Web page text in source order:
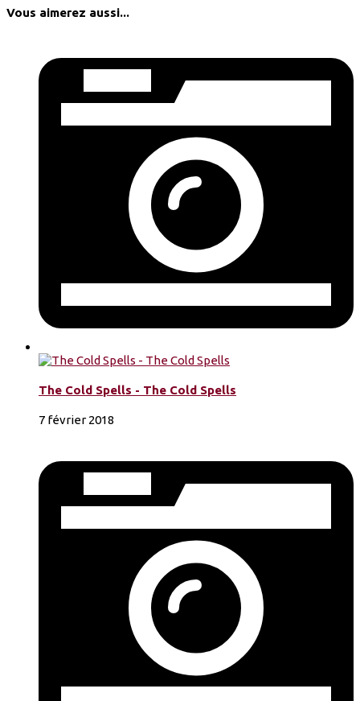
Vous aimerez aussi...
The Cold Spells - The Cold Spells
7 février 2018